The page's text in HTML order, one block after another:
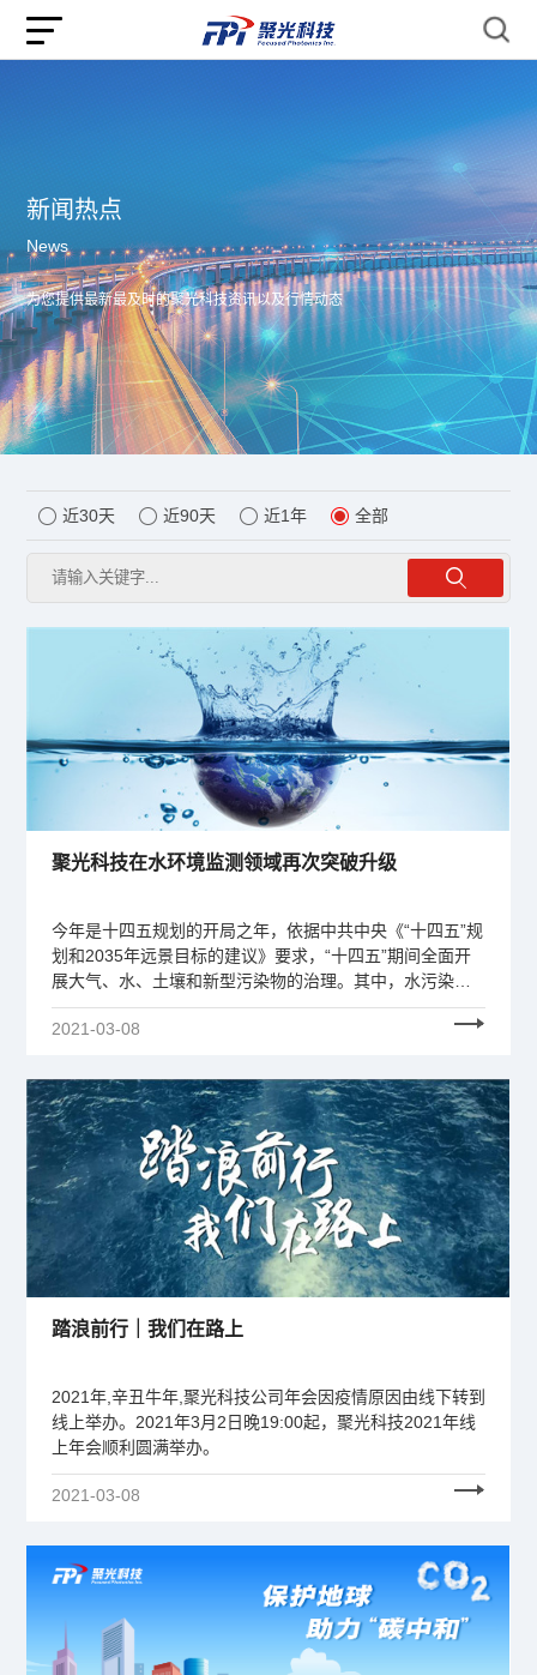
新闻热点
News
为您提供最新最及时的聚光科技资讯以及行情动态
近30天 近90天 近1年 全部
聚光科技在水环境监测领域再次突破升级
今年是十四五规划的开局之年，依据中共中央《“十四五”规
划和2035年远景目标的建议》要求，“十四五”期间全面开
展大气、水、土壤和新型污染物的治理。其中，水污染防
治工作仍是重中之重，而聚光科技在水环境监测领域再次
实现新的突破升级。
2021-03-08
踏浪前行｜我们在路上
2021年,辛丑牛年,聚光科技公司年会因疫情原因由线下转到
线上举办。2021年3月2日晚19:00起，聚光科技2021年线
上年会顺利圆满举办。
2021-03-08